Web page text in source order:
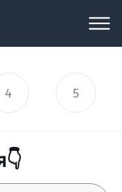
4 5